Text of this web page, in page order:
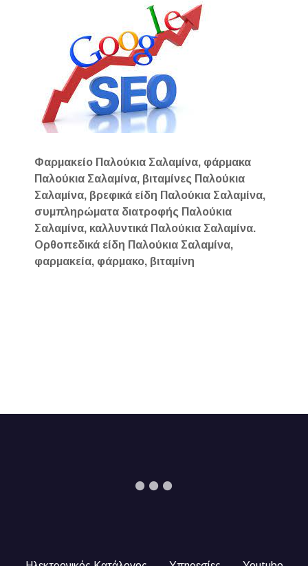
Φαρμακείο Παλούκια Σαλαμίνα, φάρμακα
Παλούκια Σαλαμίνα, βιταμίνες Παλούκια
Σαλαμίνα, βρεφικά είδη Παλούκια Σαλαμίνα,
συμπληρώματα διατροφής Παλούκια
Σαλαμίνα, καλλυντικά Παλούκια Σαλαμίνα.
Ορθοπεδικά είδη Παλούκια Σαλαμίνα,
φαρμακεία, φάρμακο, βιταμίνη